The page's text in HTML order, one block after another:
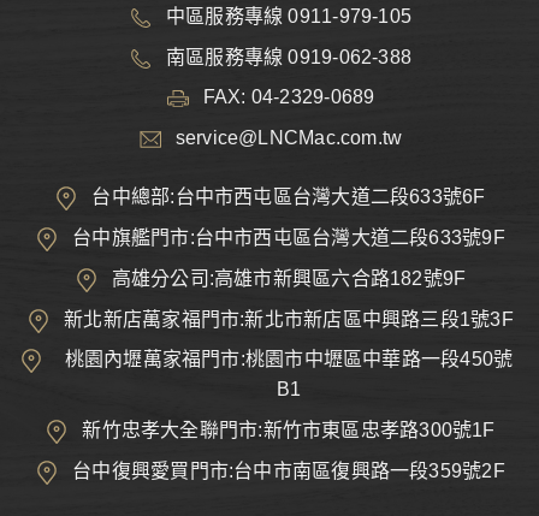
中區服務專線 0911-979-105
南區服務專線 0919-062-388
FAX: 04-2329-0689
service@LNCMac.com.tw
台中總部:台中市西屯區台灣大道二段633號6F
台中旗艦門市:台中市西屯區台灣大道二段633號9F
高雄分公司:高雄市新興區六合路182號9F
新北新店萬家福門市:新北市新店區中興路三段1號3F
桃園內壢萬家福門市:桃園市中壢區中華路一段450號
B1
新竹忠孝大全聯門市:新竹市東區忠孝路300號1F
台中復興愛買門市:台中市南區復興路一段359號2F